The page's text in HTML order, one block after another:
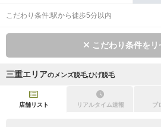
初回割引あり リ
こだわり条件:駅から徒歩5分以内
こだわり条件をリ
三重エリアの メンズ脱毛,ひげ脱毛
店舗リスト リアルタイム速報 ブ